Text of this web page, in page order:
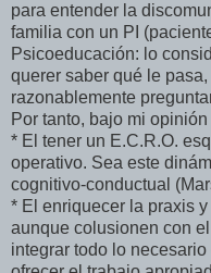
para entender la
familia con un PI
Psicoeducación: lo
querer saber qué le
razonablemente
Por tanto, bajo mi
* El tener un E.C.R.O.
operativo. Sea este
cognitivo-conductual
* El enriquecer la praxis
aunque colusionen con
integrar todo lo